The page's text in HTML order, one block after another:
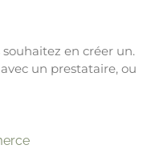
en créer un.
un prestataire, ou